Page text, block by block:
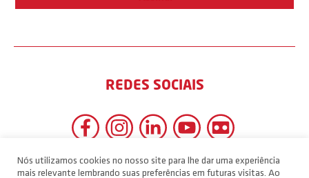
REDES SOCIAIS
Nós utilizamos cookies no nosso site para lhe dar uma experiência
mais relevante lembrando suas preferências em futuras visitas. Ao